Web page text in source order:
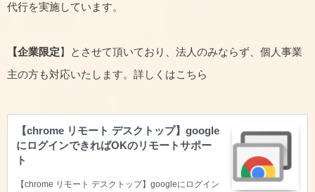
代行を実施しています。
【企業限定】とさせて頂いており、法人のみならず、個人事業
主の方も対応いたします。詳しくはこちら
【chrome リモート デスクトップ】google
にログインできればOKのリモートサポー
ト
【chrome リモート デスクトップ】googleにログイン